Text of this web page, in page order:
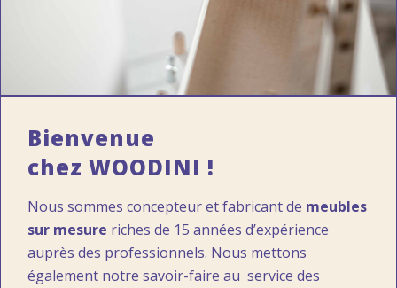
Bienvenue
chez WOODINI !
Nous sommes concepteur et fabricant de meubles
sur mesure riches de 15 années d’expérience
auprès des professionnels. Nous mettons
également notre savoir-faire au service des